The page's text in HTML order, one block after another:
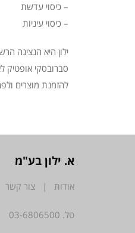
– כיסוי עדשת
– כיסוי עיניות
ילון היא הנציגה
סברובסקי אופטיק
להזמנת מוצרים ולפרטים
א. ילון בע"מ
אודות | צור קשר
טל. 03-6806500